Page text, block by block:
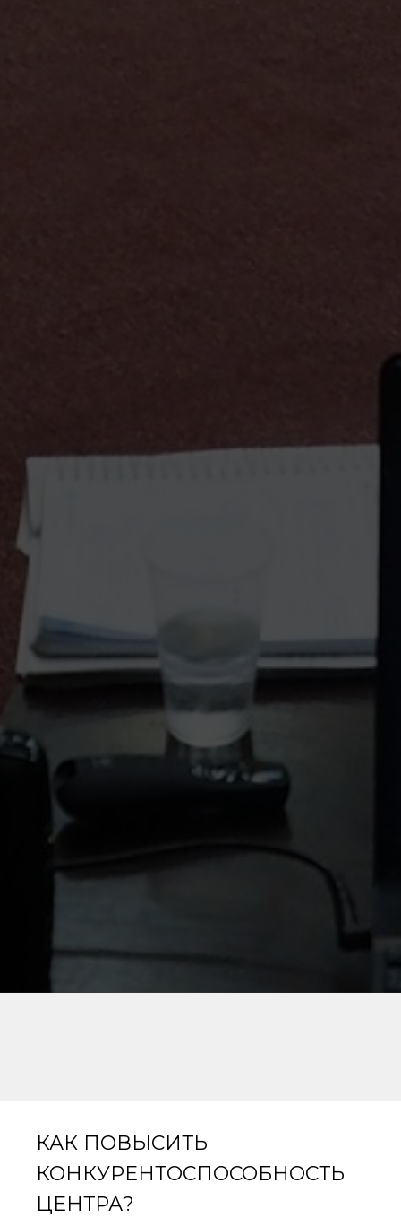
КАК ПОВЫСИТЬ
КОНКУРЕНТОСПОСОБНОСТЬ
ЦЕНТРА?